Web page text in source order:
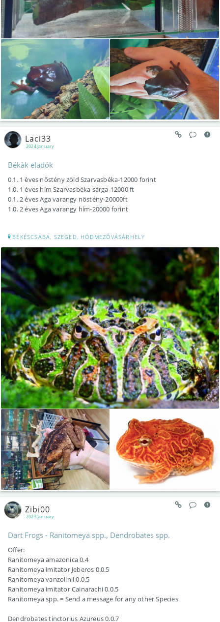
2024 January
Laci33
Békàk eladók
0.1. 1 èves nőstény zöld Szarvasbéka-12000 forint
1.0. 1 éves hím Szarvasbéka sárga-12000 ft
0.1. 2 éves Aga varangy nöstény-20000ft
1.0. 2 éves Aga varangy hím-20000 forint
BÉKÉSCSABA, SZEGED, HÓDMEZŐVÁSÁRHELY
2023 January
Zibi00
Dart Frogs - Ranitomeya spp., Dendrobates spp.
Offer:
Ranitomeya amazonica 0.4
Ranitomeya imitator Jeberos 0.0.5
Ranitomeya vanzolinii 0.0.5
Ranitomeya imitator Cainarachi 0.0.5
Ranitomeya spp. = Send a message for any other Species
Dendrobates tinctorius Azureus 0.0.7